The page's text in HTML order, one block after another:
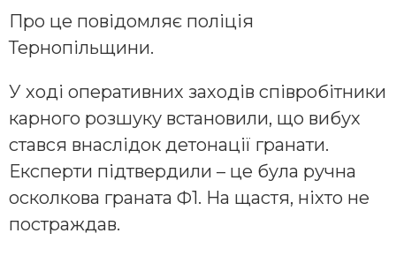
Про це повідомляє поліція
Тернопільщини.
У ході оперативних заходів співробітники
карного розшуку встановили, що вибух
стався внаслідок детонації гранати.
Експерти підтвердили – це була ручна
осколкова граната Ф1. На щастя, ніхто не
постраждав.